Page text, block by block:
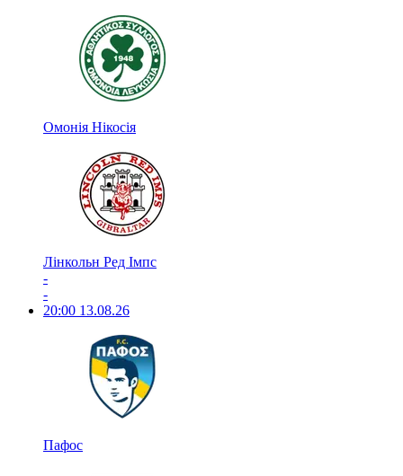
Омонія Нікосія
Лінкольн Ред Імпс
-
-
20:00 13.08.26
Пафос